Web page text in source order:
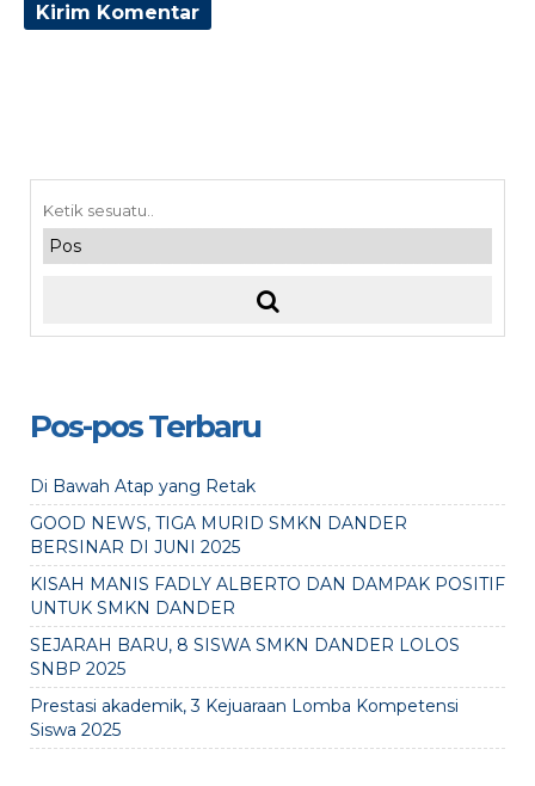
Pos-pos Terbaru
Di Bawah Atap yang Retak
GOOD NEWS, TIGA MURID SMKN DANDER
BERSINAR DI JUNI 2025
KISAH MANIS FADLY ALBERTO DAN DAMPAK POSITIF
UNTUK SMKN DANDER
SEJARAH BARU, 8 SISWA SMKN DANDER LOLOS
SNBP 2025
Prestasi akademik, 3 Kejuaraan Lomba Kompetensi
Siswa 2025